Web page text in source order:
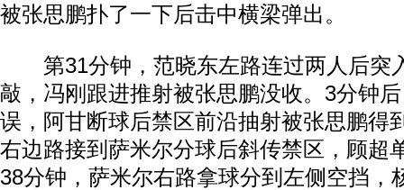
被张思鹏扑了一下后击中横梁弹出。
第31分钟，范晓东左路连过两人后突
敲，冯刚跟进推射被张思鹏没收。3分钟
误，阿甘断球后禁区前沿抽射被张思鹏得
右边路接到萨米尔分球后斜传禁区，顾超
38分钟，萨米尔右路拿球分到左侧空挡，